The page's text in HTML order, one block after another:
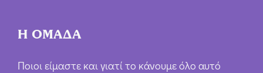
Η ΟΜΑΔΑ
Ποιοι είμαστε και γιατί το κάνουμε όλο αυτό